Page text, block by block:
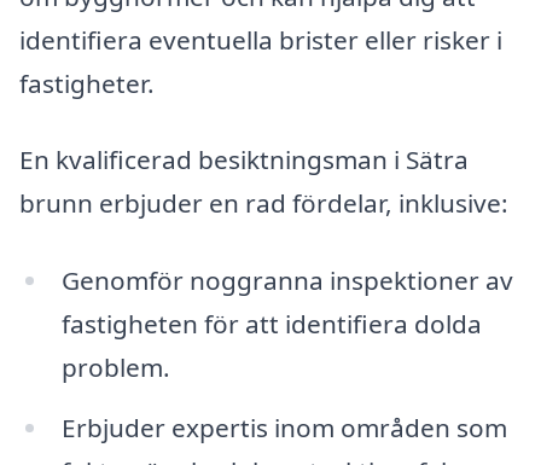
identifiera eventuella brister eller risker i
fastigheter.
En kvalificerad besiktningsman i Sätra
brunn erbjuder en rad fördelar, inklusive:
Genomför noggranna inspektioner av
fastigheten för att identifiera dolda
problem.
Erbjuder expertis inom områden som